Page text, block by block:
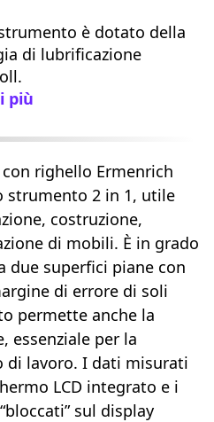
è dotato della
di lubrificazione
più
righello Ermenrich
strumento 2 in 1, utile
costruzione,
di mobili. È in grado
due superfici piane con
di errore di soli
permette anche la
essenziale per la
di lavoro. I dati misurati
LCD integrato e i
sul display